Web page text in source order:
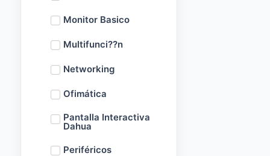
Monitor Basico
Multifunci??n
Networking
Ofimática
Pantalla Interactiva
Dahua
Periféricos